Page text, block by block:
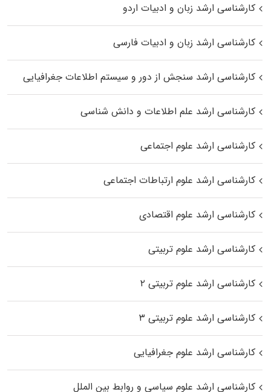
کارشناسی ارشد زبان و ادبیات اردو
کارشناسی ارشد زبان و ادبیات فارسی
کارشناسی ارشد سنجش از دور و سیستم اطلاعات جغرافیایی
کارشناسی ارشد علم اطلاعات و دانش شناسی
کارشناسی ارشد علوم اجتماعی
کارشناسی ارشد علوم ارتباطات اجتماعی
کارشناسی ارشد علوم اقتصادی
کارشناسی ارشد علوم تربیتی
کارشناسی ارشد علوم تربیتی ۲
کارشناسی ارشد علوم تربیتی ۳
کارشناسی ارشد علوم جغرافیایی
کارشناسی ارشد علوم سیاسی و روابط بین الملل